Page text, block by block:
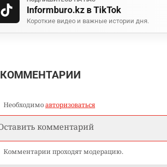
Informburo.kz в TikTok
Короткие видео и важные истории дня.
КОММЕНТАРИИ
Необходимоавторизоваться
Комментарии проходят модерацию.